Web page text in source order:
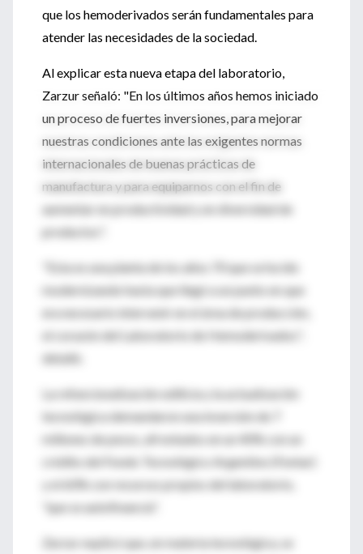
que los hemoderivados serán fundamentales para
atender las necesidades de la sociedad.
Al explicar esta nueva etapa del laboratorio,
Zarzur señaló: "En los últimos años hemos iniciado
un proceso de fuertes inversiones, para mejorar
nuestras condiciones ante las exigentes normas
internacionales de buenas prácticas de
manufactura y para equiparnos con el fin de
aumentar en productividad y en diversidad de
productos".
"Esta es una planta de los años 70 que se ha ido
modernizando hasta que llegó a un punto en que
era necesario intervenir en el área de producción,
el corazón del Laboratorio de Hemoderivados",
detalló.
La refuncionalización edilicia y la actualización
tecnológica demandaron una inversión de 7
millones de pesos, afrontados en un 40% con un
crédito del Fondo Tecnológico Argentino (Fontar)
y el 60% con recursos propios del laboratorio,
"que se autofinancia".
Zarzur explicó que, en materia tecnológica, se